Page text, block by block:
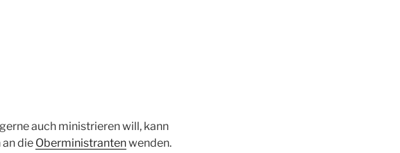
auch ministrieren will, kann
die Oberministrantenwenden.